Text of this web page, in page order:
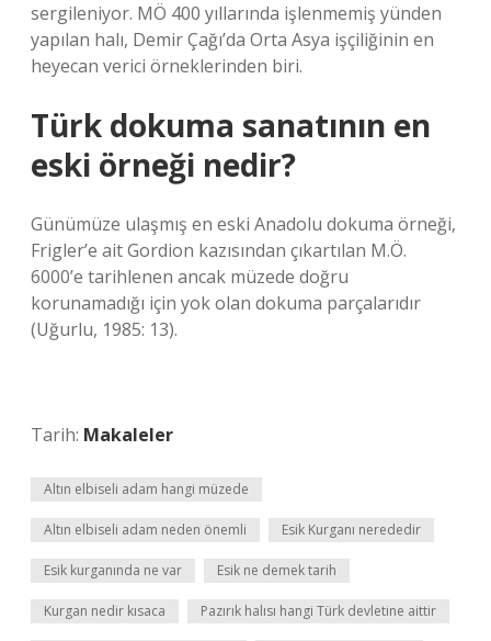
sergileniyor. MÖ 400 yıllarında işlenmemiş yünden
yapılan halı, Demir Çağı’da Orta Asya işçiliğinin en
heyecan verici örneklerinden biri.
Türk dokuma sanatının en
eski örneği nedir?
Günümüze ulaşmış en eski Anadolu dokuma örneği,
Frigler’e ait Gordion kazısından çıkartılan M.Ö.
6000’e tarihlenen ancak müzede doğru
korunamadığı için yok olan dokuma parçalarıdır
(Uğurlu, 1985: 13).
Tarih: Makaleler
Altın elbiseli adam hangi müzede
Altın elbiseli adam neden önemli Esik Kurganı nerededir
Esik kurganında ne var Esik ne demek tarih
Kurgan nedir kısaca Pazırık halısı hangi Türk devletine aittir